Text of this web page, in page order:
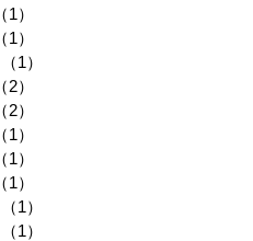
（1）
（1）
（1）
（2）
（2）
（1）
（1）
（1）
（1）
（1）